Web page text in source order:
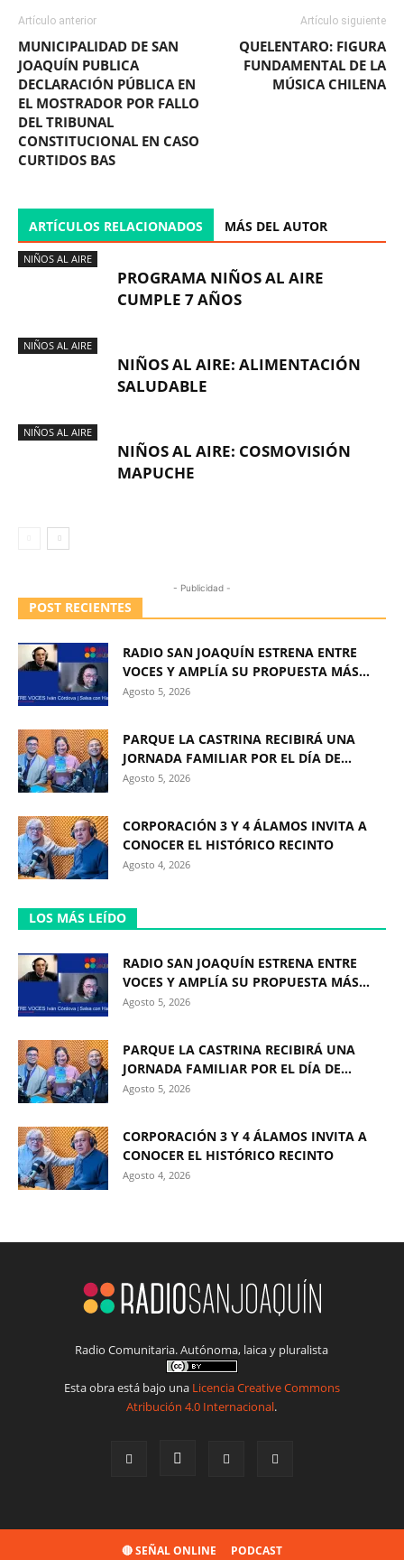
Artículo anterior
MUNICIPALIDAD DE SAN
JOAQUÍN PUBLICA
DECLARACIÓN PÚBLICA EN
EL MOSTRADOR POR FALLO
DEL TRIBUNAL
CONSTITUCIONAL EN CASO
CURTIDOS BAS
Artículo siguiente
QUELENTARO: FIGURA
FUNDAMENTAL DE LA
MÚSICA CHILENA
ARTÍCULOS RELACIONADOS MÁS DEL AUTOR
NIÑOS AL AIRE
PROGRAMA NIÑOS AL AIRE
CUMPLE 7 AÑOS
NIÑOS AL AIRE
NIÑOS AL AIRE: ALIMENTACIÓN
SALUDABLE
NIÑOS AL AIRE
NIÑOS AL AIRE: COSMOVISIÓN
MAPUCHE
- Publicidad -
POST RECIENTES
RADIO SAN JOAQUÍN ESTRENA ENTRE
VOCES Y AMPLÍA SU PROPUESTA MÁS...
Agosto 5, 2026
PARQUE LA CASTRINA RECIBIRÁ UNA
JORNADA FAMILIAR POR EL DÍA DE...
Agosto 5, 2026
CORPORACIÓN 3 Y 4 ÁLAMOS INVITA A
CONOCER EL HISTÓRICO RECINTO
Agosto 4, 2026
LOS MÁS LEÍDO
RADIO SAN JOAQUÍN ESTRENA ENTRE
VOCES Y AMPLÍA SU PROPUESTA MÁS...
Agosto 5, 2026
PARQUE LA CASTRINA RECIBIRÁ UNA
JORNADA FAMILIAR POR EL DÍA DE...
Agosto 5, 2026
CORPORACIÓN 3 Y 4 ÁLAMOS INVITA A
CONOCER EL HISTÓRICO RECINTO
Agosto 4, 2026
Radio Comunitaria. Autónoma, laica y pluralista
Esta obra está bajo una Licencia Creative Commons
Atribución 4.0 Internacional.
🔴 SEÑAL ONLINE PODCAST